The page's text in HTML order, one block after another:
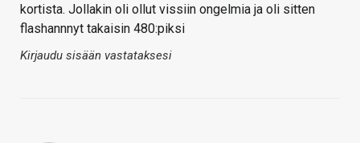
kortista. Jollakin oli ollut vissiin ongelmia ja oli sitten
flashannnyt takaisin 480:piksi
Kirjaudu sisään vastataksesi